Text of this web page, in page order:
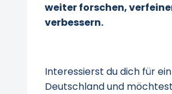
weiter forschen,
verbessern.
Interessierst du dich für
Deutschland und